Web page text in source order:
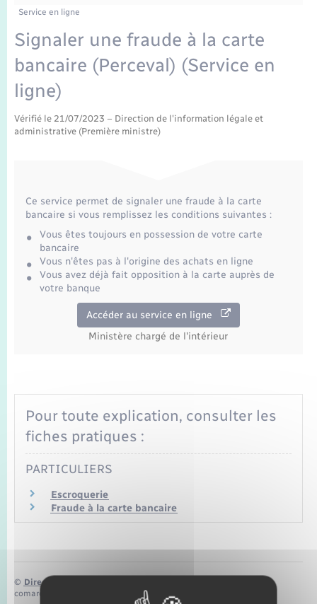
Etat-civil - Papiers - Citoyenneté
Mariage – PACS
Parrainage civil
Recensement
Logement - Urbanisme
Loisirs
Numérique
Organisation d’événement
Sécurité - Prévention
Transports scolaires
Travaux - Autorisation d’occupation de l’espace
Compétences
Plan interactif
Présentation de la commune
Service en ligne
Signaler une fraude à la carte
bancaire (Perceval) (Service en
ligne)
Vérifié le 21/07/2023 – Direction de l'information légale et
administrative (Première ministre)
Ce service permet de signaler une fraude à la carte
bancaire si vous remplissez les conditions suivantes :
Vous êtes toujours en possession de votre carte
bancaire
Vous n'êtes pas à l'origine des achats en ligne
Vous avez déjà fait opposition à la carte auprès de
votre banque
Accéder au service en ligne
Ministère chargé de l'intérieur
Pour toute explication, consulter les
fiches pratiques :
PARTICULIERS
Escroquerie
Fraude à la carte bancaire
© Direction de l’information légale et administrative
comarquage developpé par
baseo.io